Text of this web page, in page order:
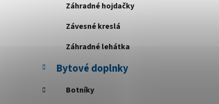
Záhradné hojdačky
Závesné kreslá
Záhradné lehátka
Bytové doplnky
Botníky